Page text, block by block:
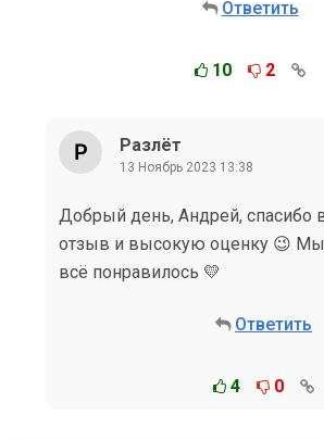
Ответить
10 2
Разлёт
13 Ноябрь 2023 13:38
Добрый день, Андрей, спасибо
отзыв и высокую оценку 😉
всё понравилось 💛
Ответить
4 0